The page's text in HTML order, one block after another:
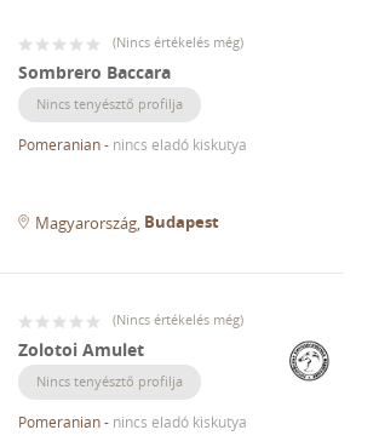
(Nincs értékelés még)
Sombrero Baccara
Nincs tenyésztő profilja
Pomeranian- nincs eladó kiskutya
Magyarország Budapest
(Nincs értékelés még)
Zolotoi Amulet
Nincs tenyésztő profilja
Pomeranian- nincs eladó kiskutya